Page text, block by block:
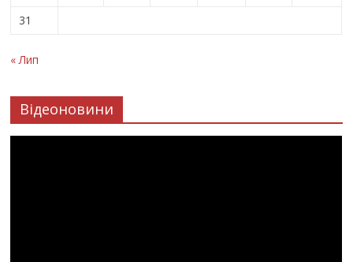
31
« Лип
Відеоновини